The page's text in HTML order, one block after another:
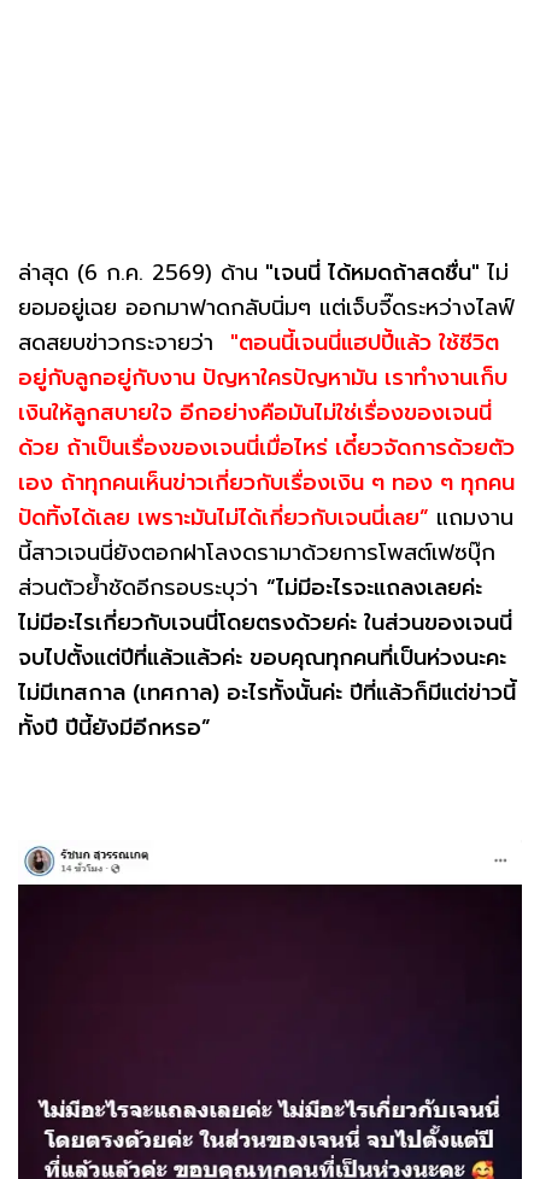
ล่าสุด (6 ก.ค. 2569) ด้าน "เจนนี่ ได้หมดถ้าสดชื่น" ไม่
ยอมอยู่เฉย ออกมาฟาดกลับนิ่มๆ แต่เจ็บจี๊ดระหว่างไลฟ์
สดสยบข่าวกระจายว่า "ตอนนี้เจนนี่แฮปปี้แล้ว ใช้ชีวิต
อยู่กับลูกอยู่กับงาน ปัญหาใครปัญหามัน เราทำงานเก็บ
เงินให้ลูกสบายใจ อีกอย่างคือมันไม่ใช่เรื่องของเจนนี่
ด้วย ถ้าเป็นเรื่องของเจนนี่เมื่อไหร่ เดี๋ยวจัดการด้วยตัว
เอง ถ้าทุกคนเห็นข่าวเกี่ยวกับเรื่องเงิน ๆ ทอง ๆ ทุกคน
ปัดทิ้งได้เลย เพราะมันไม่ได้เกี่ยวกับเจนนี่เลย” แถมงาน
นี้สาวเจนนี่ยังตอกฝาโลงดรามาด้วยการโพสต์เฟซบุ๊ก
ส่วนตัวย้ำชัดอีกรอบระบุว่า “ไม่มีอะไรจะแถลงเลยค่ะ
ไม่มีอะไรเกี่ยวกับเจนนี่โดยตรงด้วยค่ะ ในส่วนของเจนนี่
จบไปตั้งแต่ปีที่แล้วแล้วค่ะ ขอบคุณทุกคนที่เป็นห่วงนะคะ
ไม่มีเทสกาล (เทศกาล) อะไรทั้งนั้นค่ะ ปีที่แล้วก็มีแต่ข่าวนี้
ทั้งปี ปีนี้ยังมีอีกหรอ”